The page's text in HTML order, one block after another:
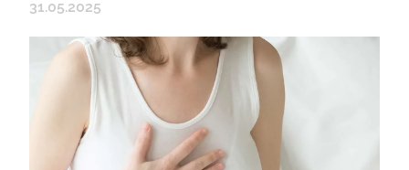
31.05.2025